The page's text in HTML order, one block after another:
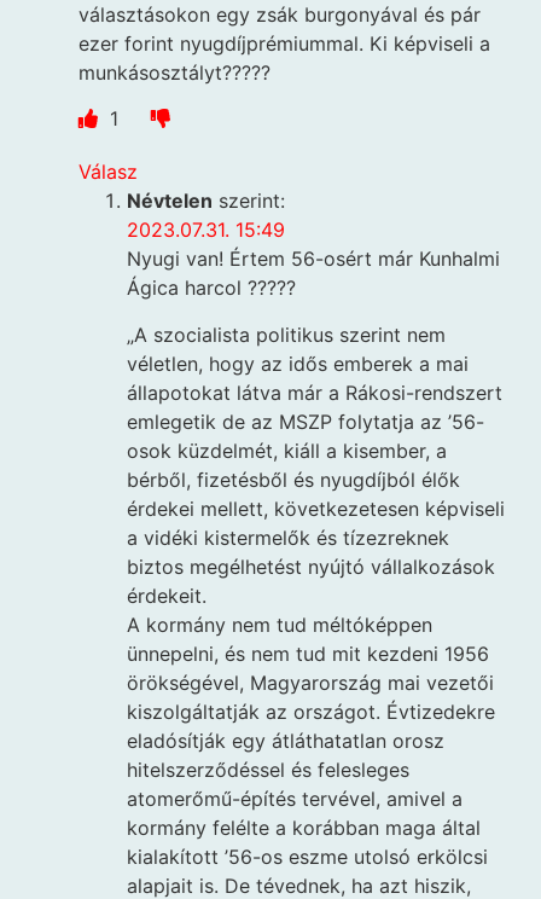
választásokon egy zsák burgonyával és pár
ezer forint nyugdíjprémiummal. Ki képviseli a
munkásosztályt?????
1
Válasz
Névtelen szerint:
2023.07.31. 15:49
Nyugi van! Értem 56-osért már Kunhalmi
Ágica harcol ?????
„A szocialista politikus szerint nem
véletlen, hogy az idős emberek a mai
állapotokat látva már a Rákosi-rendszert
emlegetik de az MSZP folytatja az ’56-
osok küzdelmét, kiáll a kisember, a
bérből, fizetésből és nyugdíjból élők
érdekei mellett, következetesen képviseli
a vidéki kistermelők és tízezreknek
biztos megélhetést nyújtó vállalkozások
érdekeit.
A kormány nem tud méltóképpen
ünnepelni, és nem tud mit kezdeni 1956
örökségével, Magyarország mai vezetői
kiszolgáltatják az országot. Évtizedekre
eladósítják egy átláthatatlan orosz
hitelszerződéssel és felesleges
atomerőmű-építés tervével, amivel a
kormány felélte a korábban maga által
kialakított ’56-os eszme utolsó erkölcsi
alapjait is. De tévednek, ha azt hiszik,